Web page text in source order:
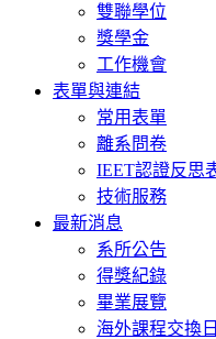
雙聯學位
獎學金
工作機會
表單與連結
常用表單
離系問卷
IEET認證反思
技術服務
最新消息
系所公告
得獎紀錄
畢業展覽
海外課程交換